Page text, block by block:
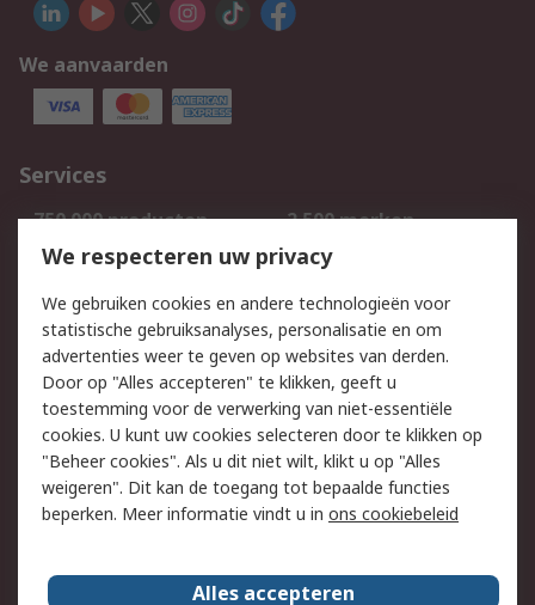
We aanvaarden
Services
750.000 producten
2.500 merken
Bestellen
Inkoopoplossingen
Track & Trace
Wettelijk
Cookiebeleid
Email veiligheid
Privacybeleid
Websitevoorwaarden
Algemene
verkoopvoorwaarden
Over RS
We respecteren uw privacy
We gebruiken cookies en andere technologieën voor
statistische gebruiksanalyses, personalisatie en om
advertenties weer te geven op websites van derden.
Door op "Alles accepteren" te klikken, geeft u
toestemming voor de verwerking van niet-essentiële
cookies. U kunt uw cookies selecteren door te klikken op
"Beheer cookies". Als u dit niet wilt, klikt u op "Alles
weigeren". Dit kan de toegang tot bepaalde functies
beperken. Meer informatie vindt u in ons cookiebeleid
Alles accepteren